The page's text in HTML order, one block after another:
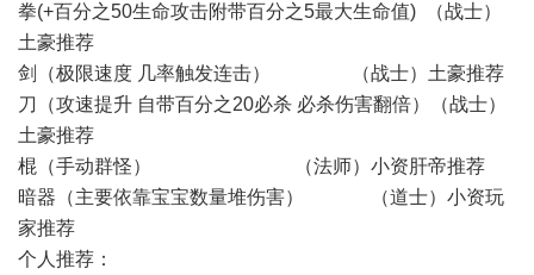
拳(+百分之50生命攻击附带百分之5最大生命值) （战士）
土豪推荐
剑（极限速度 几率触发连击） （战士）土豪推荐
刀（攻速提升 自带百分之20必杀 必杀伤害翻倍）（战士）
土豪推荐
棍（手动群怪） （法师）小资肝帝推荐
暗器（主要依靠宝宝数量堆伤害） （道士）小资玩
家推荐
个人推荐：